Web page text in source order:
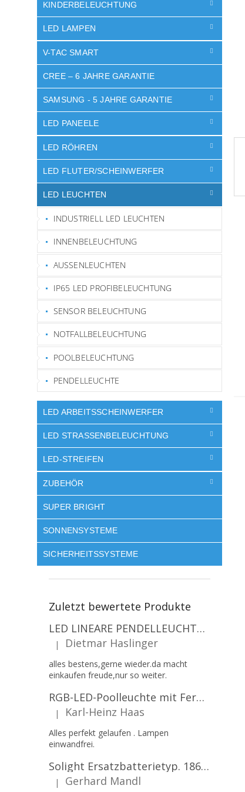
KINDERBELEUCHTUNG
LED LAMPEN
V-TAC SMART
CREE – 6 JAHRE GARANTIE
SAMSUNG - 5 JAHRE GARANTIE
LED PANEELE
LED RÖHREN
LED FLUTER/SCHEINWERFER
LED LEUCHTEN
INDUSTRIELL LED LEUCHTEN
INNENBELEUCHTUNG
AUSSENLEUCHTEN
IP65 LED PROFIBELEUCHTUNG
SENSOR BELEUCHTUNG
NOTFALLBELEUCHTUNG
POOLBELEUCHTUNG
PENDELLEUCHTE
LED ARBEITSSCHEINWERFER
LED STRASSENBELEUCHTUNG
LED-STREIFEN
ZUBEHÖR
SUPER BRIGHT
SONNENSYSTEME
SICHERHEITSSYSTEME
Zuletzt bewertete Produkte
LED LINEARE PENDELLEUCHTE EXECULINE 120CM, 30W, 3750LM, 96°, 4000K, IP20, WEISS [207806]
Die Produktbewertung beträgt 5 von 5 Sternen.
| Dietmar Haslinger
alles bestens,gerne wieder.da macht
einkaufen freude,nur so weiter.
RGB-LED-Poolleuchte mit Fernbedienung, 12W, 1260lm, PAR56, 12V, 1+1 gratis!
Die Produktbewertung beträgt 5 von 5 Sternen.
| Karl-Heinz Haas
Alles perfekt gelaufen . Lampen
einwandfrei.
Solight Ersatzbatterietyp. 18650, 3,7 V, Li-Ion, 2200 mAh [WN900]
Die Produktbewertung beträgt 5 von 5 Sternen.
| Gerhard Mandl